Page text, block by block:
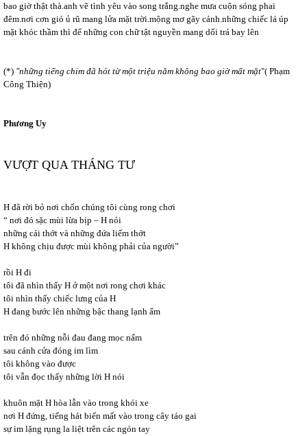
bao giờ thật thà.anh vẽ tình yêu vào song trắng.nghe mưa cuộn sóng phai
đêm.nơi cơn gió ủ rũ mang lửa mặt trời.mộng mơ gãy cánh.những chiếc lá úp
mặt khóc thầm thì để những con chữ tật nguyền mang dối trá bay lên
(*) "những tiếng chim đã hót từ một triệu năm không bao giờ mất mặt"( Phạm
Công Thiện)
Phương Uy
VƯỢT QUA THÁNG TƯ
H đã rời bỏ nơi chốn chúng tôi cùng rong chơi
“ nơi đó sặc mùi lừa bịp – H nói
những cái thớt và những đứa liếm thớt
H không chịu được mùi không phải của người”
rồi H đi
tôi đã nhìn thấy H ở một nơi rong chơi khác
tôi nhìn thấy chiếc lưng của H
H đang bước lên những bậc thang lạnh ẩm
trên đó những nỗi đau đang mọc nấm
sau cánh cửa đóng im lìm
tôi không vào được
tôi vẫn đọc thấy những lời H nói
khuôn mặt H hòa lẫn vào trong khói xe
nơi H đứng, tiếng hát biến mất vào trong cây táo gai
sự im lặng rụng la liệt trên các ngón tay